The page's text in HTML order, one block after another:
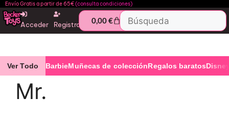
Envío Gratis a partir de 65€(consulta condiciones)
Acceder Registro 0,00€
Ver Todo BarbieMuñecas de colecciónRegalos baratos
Mr.